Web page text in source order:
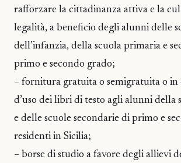
rafforzare la cittadinanza attiva e la
legalità, a beneficio degli alunni delle
dell’infanzia, della scuola primaria e
primo e secondo grado;
– fornitura gratuita o semigratuita o in
d’uso dei libri di testo agli alunni della
e delle scuole secondarie di primo e
residenti in Sicilia;
– borse di studio a favore degli allievi